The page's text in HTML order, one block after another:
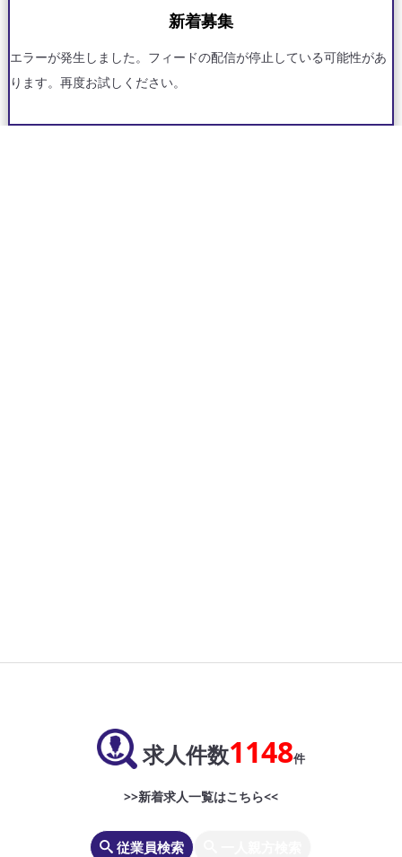
新着募集
エラーが発生しました。フィードの配信が停止している可能性があ
ります。再度お試しください。
求人件数1148件
>>新着求人一覧はこちら<<
従業員検索